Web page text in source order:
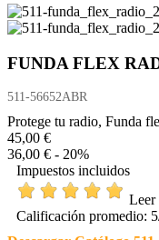
FUNDA FLEX
511-56652ABR
Protege tu radio, Funda
45,00 €
36,00 € - 20%
Impuestos incluidos
Leer
Calificación promedio: 5